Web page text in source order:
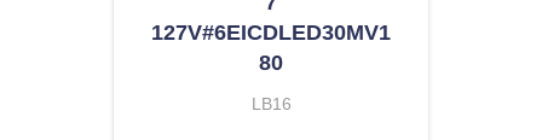
127V#6EICDLED30MV1
80
LB16